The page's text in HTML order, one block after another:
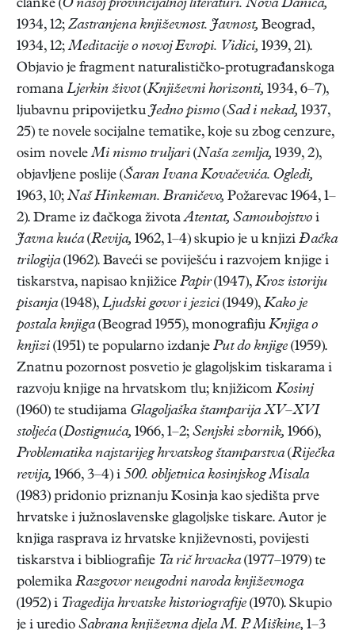
članke (O našoj provincijalnoj literaturi. Nova Danica,
1934, 12; Zastranjena književnost. Javnost, Beograd,
1934, 12;Meditacije o novoj Evropi. Vidici, 1939, 21).
Objavio je fragment naturalističko-protugrađanskoga
romana Ljerkin život(Književni horizonti, 1934, 6–7),
ljubavnu pripovijetku Jedno pismo (Sad i nekad, 1937,
25) te novele socijalne tematike, koje su zbog cenzure,
osim noveleMi nismo truljari (Naša zemlja, 1939, 2),
objavljene poslije (Šaran Ivana Kovačevića. Ogledi,
1963, 10; Naš Hinkeman. Braničevo, Požarevac 1964, 1–
2). Drame iz đačkoga životaAtentat, Samoubojstvo i
Javna kuća(Revija, 1962, 1–4) skupio je u knjizi Đačka
trilogija(1962). Baveći se poviješću i razvojem knjige i
tiskarstva, napisao knjižice Papir(1947), Kroz istoriju
pisanja(1948), Ljudski govor i jezici (1949), Kako je
postala knjiga(Beograd 1955), monografiju Knjiga o
knjizi (1951) te popularno izdanje Put do knjige (1959).
Znatnu pozornost posvetio je glagoljskim tiskarama i
razvoju knjige na hrvatskom tlu; knjižicom Kosinj
(1960) te studijama Glagoljaška štamparija XV–XVI
stoljeća(Dostignuća, 1966, 1–2; Senjski zbornik, 1966),
Problematika najstarijeg hrvatskog štamparstva(Riječka
revija, 1966, 3–4) i 500. obljetnica kosinjskog Misala
(1983) pridonio priznanju Kosinja kao sjedišta prve
hrvatske i južnoslavenske glagoljske tiskare. Autor je
knjiga rasprava iz hrvatske književnosti, povijesti
tiskarstva i bibliografije Ta rič hrvacka(1977–1979) te
polemika Razgovor neugodni naroda književnoga
(1952) i Tragedija hrvatske historiografije (1970). Skupio
je i uredio Sabrana književna djela M. P. Miškine, 1–3